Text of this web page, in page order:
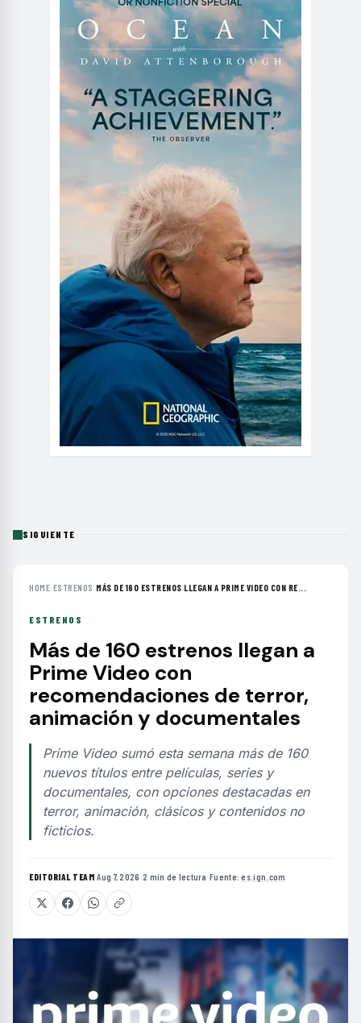
SIGUIENTE
HOME›ESTRENOS ›MÁS DE 160 ESTRENOS LLEGAN A PRIME VIDEO CON RE...
ESTRENOS
Más de 160 estrenos llegan a
Prime Video con
recomendaciones de terror,
animación y documentales
Prime Video sumó esta semana más de 160
nuevos títulos entre películas, series y
documentales, con opciones destacadas en
terror, animación, clásicos y contenidos no
ficticios.
EDITORIAL TEAM·Aug 7, 2026 ·2 min de lectura ·Fuente:es.ign.com